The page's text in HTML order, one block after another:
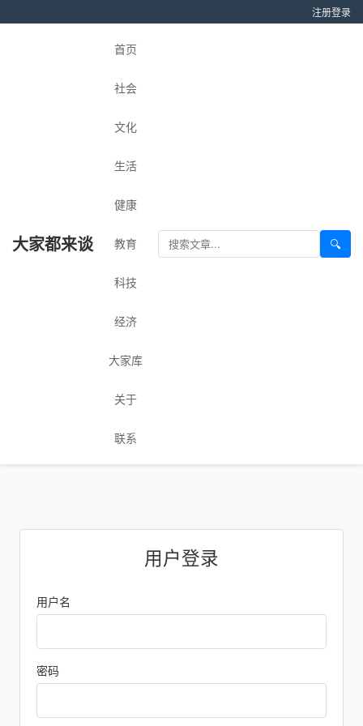
注册登录
大家都来谈
首页
社会
文化
生活
健康
教育
科技
经济
大家库
关于
联系
🔍
用户登录
用户名
密码